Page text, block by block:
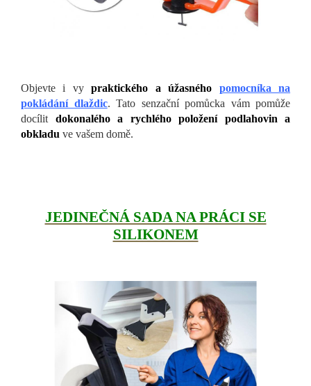
Objevte i vypraktického a úžasného
pomocníka na
pokládání dlaždic. Tato senzační pomůcka vám pomůže
docílit dokonalého a rychlého položení podlahovin a
obkladu ve vašem domě.
JEDINEČNÁ SADA NA PRÁCI SE
SILIKONEM